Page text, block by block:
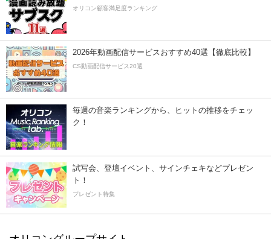
オリコン顧客満足度ランキング
2026年動画配信サービスおすすめ40選【徹底比較】
CS動画配信サービス20選
毎週の音楽ランキングから、ヒットの推移をチェッ
ク！
試写会、登壇イベント、サインチェキなどプレゼン
ト！
プレゼント特集